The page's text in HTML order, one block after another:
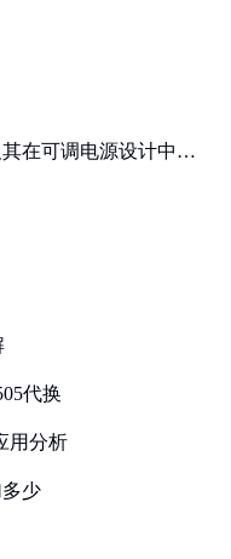
在可调电源设计中的
代换
用分析
少